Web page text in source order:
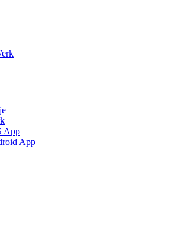
App
App